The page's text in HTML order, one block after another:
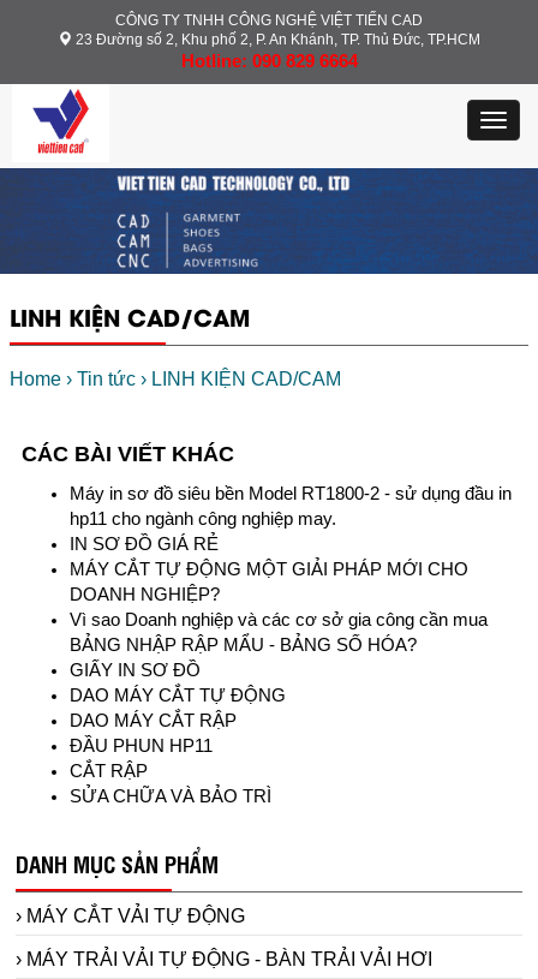
CÔNG TY TNHH CÔNG NGHỆ VIỆT TIẾN CAD
23 Đường số 2, Khu phố 2, P. An Khánh, TP. Thủ Đức, TP.HCM
Hotline: 090 829 6664
LINH KIỆN CAD/CAM
Home › Tin tức › LINH KIỆN CAD/CAM
CÁC BÀI VIẾT KHÁC
Máy in sơ đồ siêu bền Model RT1800-2 - sử dụng đầu in
hp11 cho ngành công nghiệp may.
IN SƠ ĐỒ GIÁ RẺ
MÁY CẮT TỰ ĐỘNG MỘT GIẢI PHÁP MỚI CHO
DOANH NGHIỆP?
Vì sao Doanh nghiệp và các cơ sở gia công cần mua
BẢNG NHẬP RẬP MẨU - BẢNG SỐ HÓA?
GIẤY IN SƠ ĐỒ
DAO MÁY CẮT TỰ ĐỘNG
DAO MÁY CẮT RẬP
ĐẦU PHUN HP11
CẮT RẬP
SỬA CHỮA VÀ BẢO TRÌ
DANH MỤC SẢN PHẨM
› MÁY CẮT VẢI TỰ ĐỘNG
› MÁY TRẢI VẢI TỰ ĐỘNG - BÀN TRẢI VẢI HƠI